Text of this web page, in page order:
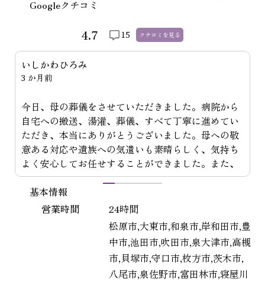
Googleクチコミ
4.7 15 クチコミを 見る
にょんきち
3 か月前
今回は祖父の葬儀を執り行っていただき、誠にあり
がとうございました。 たくさんのお花に囲まれて祖
父も幸せだったと感じます。終始お優しい心遣いに
感謝いたします。 昨夜に引き続き本日もありがとう
ございました。
基本情報
営業時間
24時間
松原市,大東市,和泉市,岸和田市,豊
中市,池田市,吹田市,泉大津市,高槻
市,貝塚市,守口市,枚方市,茨木市,
八尾市,泉佐野市,富田林市,寝屋川